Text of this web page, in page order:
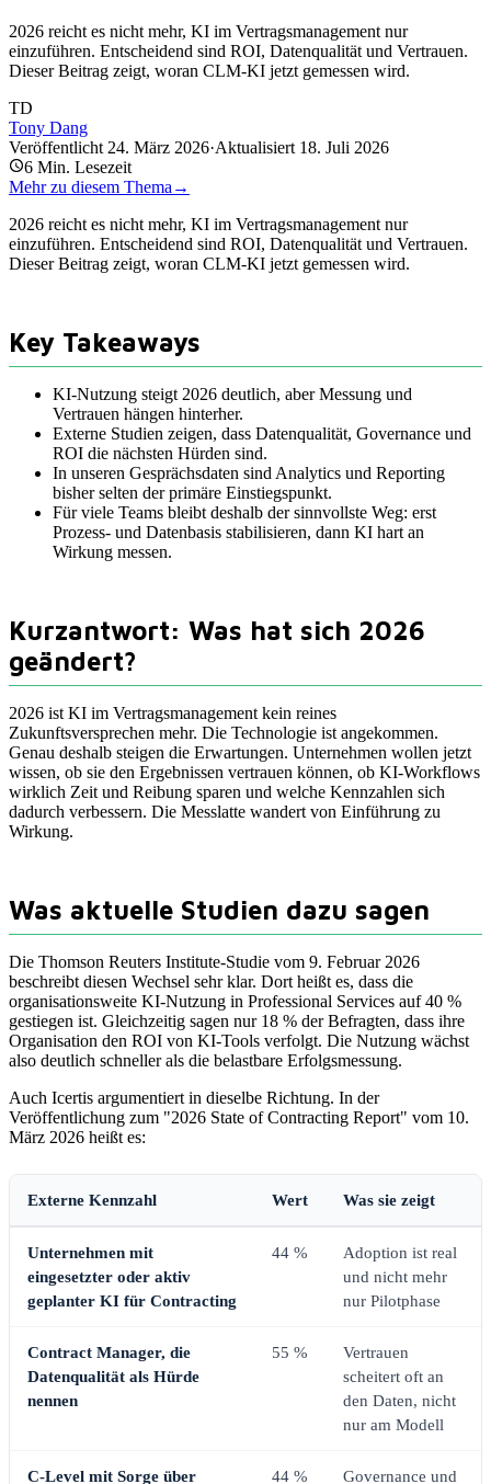
2026 reicht es nicht mehr, KI im Vertragsmanagement nur
einzuführen. Entscheidend sind ROI, Datenqualität und Vertrauen.
Dieser Beitrag zeigt, woran CLM-KI jetzt gemessen wird.
TD
Tony Dang
Veröffentlicht 24. März 2026·Aktualisiert 18. Juli 2026
6 Min. Lesezeit
Mehr zu diesem Thema →
2026 reicht es nicht mehr, KI im Vertragsmanagement nur
einzuführen. Entscheidend sind ROI, Datenqualität und Vertrauen.
Dieser Beitrag zeigt, woran CLM-KI jetzt gemessen wird.
Key Takeaways
KI-Nutzung steigt 2026 deutlich, aber Messung und
Vertrauen hängen hinterher.
Externe Studien zeigen, dass Datenqualität, Governance und
ROI die nächsten Hürden sind.
In unseren Gesprächsdaten sind Analytics und Reporting
bisher selten der primäre Einstiegspunkt.
Für viele Teams bleibt deshalb der sinnvollste Weg: erst
Prozess- und Datenbasis stabilisieren, dann KI hart an
Wirkung messen.
Kurzantwort: Was hat sich 2026
geändert?
2026 ist KI im Vertragsmanagement kein reines
Zukunftsversprechen mehr. Die Technologie ist angekommen.
Genau deshalb steigen die Erwartungen. Unternehmen wollen jetzt
wissen, ob sie den Ergebnissen vertrauen können, ob KI-Workflows
wirklich Zeit und Reibung sparen und welche Kennzahlen sich
dadurch verbessern. Die Messlatte wandert von Einführung zu
Wirkung.
Was aktuelle Studien dazu sagen
Die Thomson Reuters Institute-Studie vom 9. Februar 2026
beschreibt diesen Wechsel sehr klar. Dort heißt es, dass die
organisationsweite KI-Nutzung in Professional Services auf 40 %
gestiegen ist. Gleichzeitig sagen nur 18 % der Befragten, dass ihre
Organisation den ROI von KI-Tools verfolgt. Die Nutzung wächst
also deutlich schneller als die belastbare Erfolgsmessung.
Auch Icertis argumentiert in dieselbe Richtung. In der
Veröffentlichung zum "2026 State of Contracting Report" vom 10.
März 2026 heißt es:
Externe Kennzahl Wert Was sie zeigt
Unternehmen mit
eingesetzter oder aktiv
geplanter KI für Contracting
44 %
Adoption ist real
und nicht mehr
nur Pilotphase
Contract Manager, die
Datenqualität als Hürde
nennen
55 %
Vertrauen
scheitert oft an
den Daten, nicht
nur am Modell
C-Level mit Sorge über 44 % Governance und